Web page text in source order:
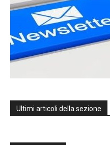
Ultimi articoli della sezione